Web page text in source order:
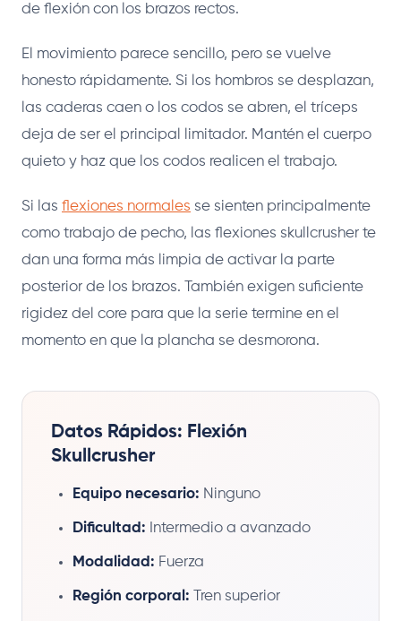
de flexión con los brazos rectos.
El movimiento parece sencillo, pero se vuelve
honesto rápidamente. Si los hombros se desplazan,
las caderas caen o los codos se abren, el tríceps
deja de ser el principal limitador. Mantén el cuerpo
quieto y haz que los codos realicen el trabajo.
Si las flexiones normales se sienten principalmente
como trabajo de pecho, las flexiones skullcrusher te
dan una forma más limpia de activar la parte
posterior de los brazos. También exigen suficiente
rigidez del core para que la serie termine en el
momento en que la plancha se desmorona.
Datos Rápidos: Flexión
Skullcrusher
Equipo necesario: Ninguno
Dificultad: Intermedio a avanzado
Modalidad: Fuerza
Región corporal: Tren superior